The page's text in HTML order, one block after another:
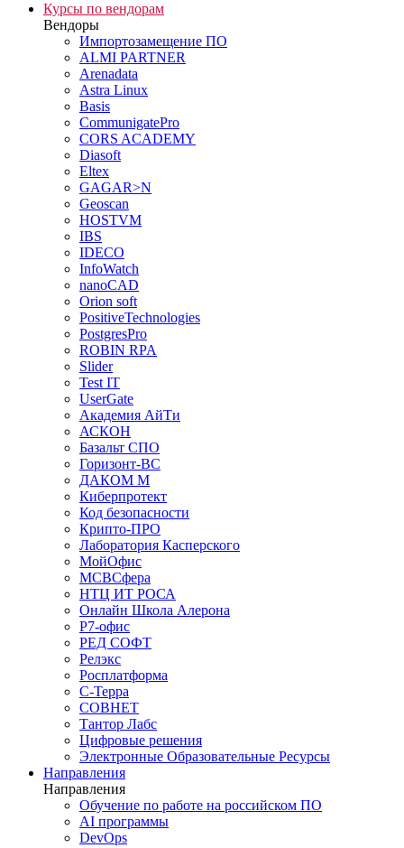
Курсы по вендорам
Вендоры
Импортозамещение ПО
ALMI PARTNER
Arenadata
Astra Linux
Basis
CommunigatePro
CORS ACADEMY
Diasoft
Eltex
GAGAR>N
Geoscan
HOSTVM
IBS
IDECO
InfoWatch
nanoCAD
Orion soft
PositiveTechnologies
PostgresPro
ROBIN RPA
Slider
Test IT
UserGate
Академия АйТи
АСКОН
Базальт СПО
Горизонт-ВС
ДАКОМ М
Киберпротект
Код безопасности
Крипто-ПРО
Лаборатория Касперского
МойОфис
МСВСфера
НТЦ ИТ РОСА
Онлайн Школа Алерона
Р7-офис
РЕД СОФТ
Релэкс
Росплатформа
С-Терра
СОВНЕТ
Тантор Лабс
Цифровые решения
Электронные Образовательные Ресурсы
Направления
Направления
Обучение по работе на российском ПО
AI программы
DevOps